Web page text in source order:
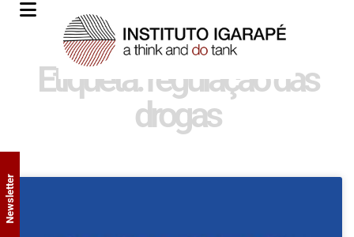
Etiqueta: regulação das
drogas
Newsletter